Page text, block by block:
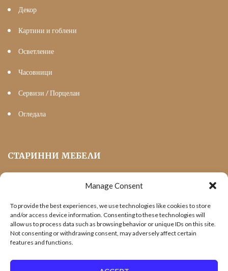
Manage Consent
To provide the best experiences, we use technologies like cookies to store
and/or access device information. Consenting to these technologies will
allow us to process data such as browsing behavior or unique IDs on this site.
Not consenting or withdrawing consent, may adversely affect certain
features and functions.
Декор
Картини и гоблени
Осветление
Часовници
Сервизи / Порцелан
Огледала
СТАРИННИ МЕБЕЛИ
Трапезни маси и столове
Шкафове и витрини